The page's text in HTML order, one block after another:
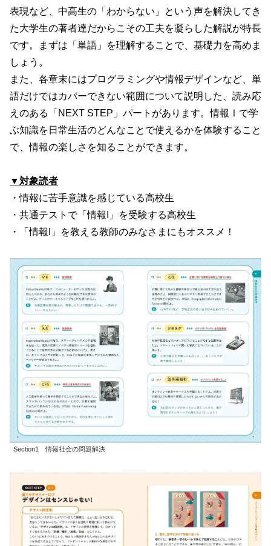
表現など、中高生の「わからない」という声を解決してき
た大学生の著者達だからこその工夫を凝らした解説が特長
です。まずは「単語」を理解することで、基礎力を高めま
しょう。
また、各章末にはプログラミングや情報デザインなど、単
語だけではカバーできない範囲について説明した、読み応
えのある「NEXT STEP」パートがあります。情報Ⅰで学
ぶ知識を日常生活のどんなことで使えるかを体験すること
で、情報の楽しさを知ることができます。
▼対象読者
・情報に苦手意識を感じている高校生
・共通テストで「情報I」を受験する高校生
・「情報I」を教える教師のみなさまにもオススメ！
Section1 情報社会の問題解決